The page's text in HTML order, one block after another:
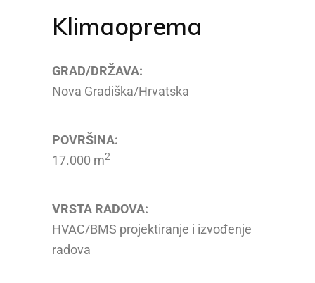
Klimaoprema
GRAD/DRŽAVA:
Nova Gradiška/Hrvatska
POVRŠINA:
17.000 m2
VRSTA RADOVA:
HVAC/BMS projektiranje i izvođenje
radova